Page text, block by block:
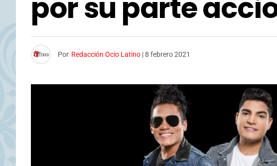
por su parte
Por Redacción Ocio Latino |8 febrero 2021